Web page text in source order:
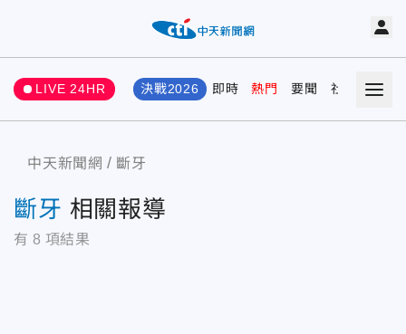
LIVE 24HR 決戰2026 即時 熱門 要聞 社會 娛樂
中天新聞網 斷牙
斷牙 相關報導
有 8 項結果